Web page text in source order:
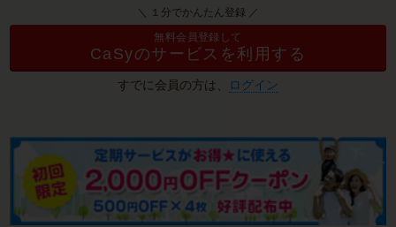
＼ １分でかんたん登録 ／
無料会員登録して
CaSyのサービスを利用する
すでに会員の方は、 ログイン